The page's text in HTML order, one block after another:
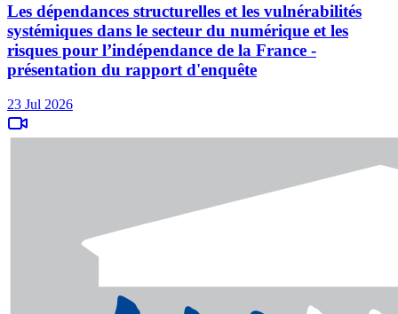
Les dépendances structurelles et les vulnérabilités
systémiques dans le secteur du numérique et les
risques pour l’indépendance de la France -
présentation du rapport d'enquête
23 Jul 2026